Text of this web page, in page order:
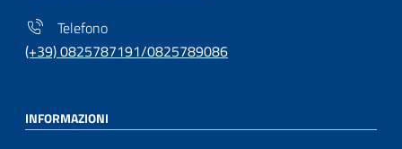
Telefono
(+39) 0825787191/0825789086
INFORMAZIONI